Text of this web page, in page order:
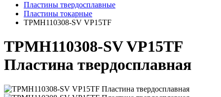
Пластины твердосплавные
Пластины токарные
TPMH110308-SV VP15TF
TPMH110308-SV VP15TF
Пластина твердосплавная